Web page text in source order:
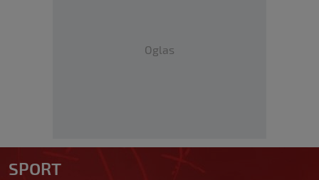
Oglas
SPORT